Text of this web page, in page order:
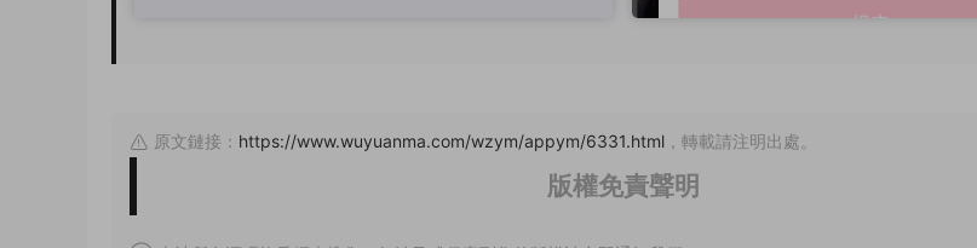
原文鏈接： https://www.wuyuanma.com/wzym/appym/6331.html ，轉載請注明出處。
版權免責聲明